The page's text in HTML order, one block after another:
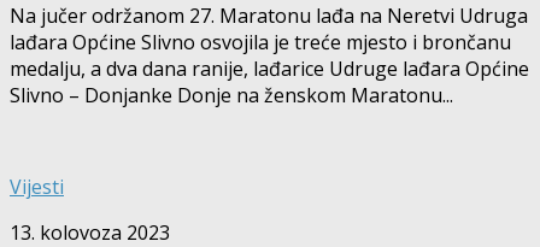
Na jučer održanom 27. Maratonu lađa na Neretvi Udruga
lađara Općine Slivno osvojila je treće mjesto i brončanu
medalju, a dva dana ranije, lađarice Udruge lađara Općine
Slivno – Donjanke Donje na ženskom Maratonu...
Vijesti
13. kolovoza 2023